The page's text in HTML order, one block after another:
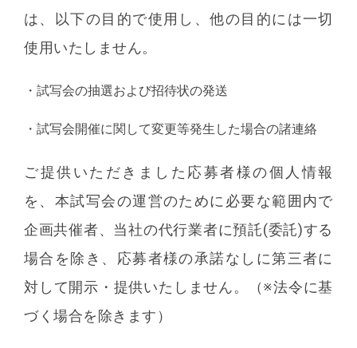
は、以下の目的で使用し、他の目的には一切
使用いたしません。
・ 試写会の抽選および招待状の発送
・ 試写会開催に関して変更等発生した場合の諸連絡
ご提供いただきました応募者様の個人情報
を、本試写会の運営のために必要な範囲内で
企画共催者、当社の代行業者に預託(委託)する
場合を除き、応募者様の承諾なしに第三者に
対して開示・提供いたしません。（※法令に基
づく場合を除きます）